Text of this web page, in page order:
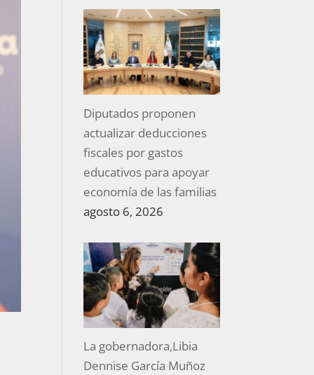
Diputados proponen
actualizar deducciones
fiscales por gastos
educativos para apoyar
economía de las familias
agosto 6, 2026
La gobernadora,Libia
Dennise García Muñoz